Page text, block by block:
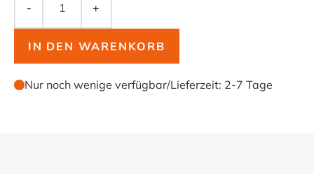
- +
IN DEN WARENKORB
Nur noch wenige verfügbar/Lieferzeit: 2-7 Tage